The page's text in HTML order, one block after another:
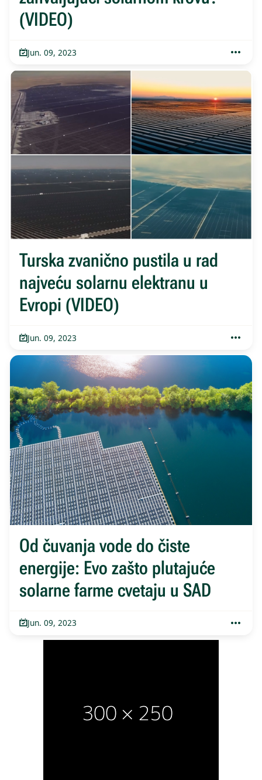
(VIDEO)
Jun. 09, 2023
Turska zvanično pustila u rad
najveću solarnu elektranu u
Evropi (VIDEO)
Jun. 09, 2023
Od čuvanja vode do čiste
energije: Evo zašto plutajuće
solarne farme cvetaju u SAD
Jun. 09, 2023